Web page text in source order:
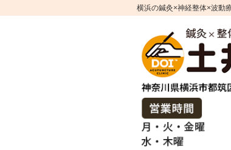
横浜の鍼灸×神経整体×波動